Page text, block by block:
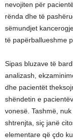
nevojiten për
rënda dhe të
sëmundjet
të papërballueshme
Sipas bluzave të
analizash,
dhe pacientët
shëndetin e
vonesë. Tashmë,
shtrenjta, siç janë
elementare që çdo